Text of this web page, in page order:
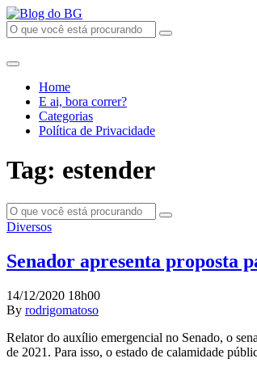
Home
E ai, bora correr?
Categorias
Política de Privacidade
Tag: estender
Diversos
Senador apresenta proposta
14/12/2020 18h00
By rodrigomatoso
Relator do auxílio emergencial no Senado, o
de 2021. Para isso, o estado de calamidade